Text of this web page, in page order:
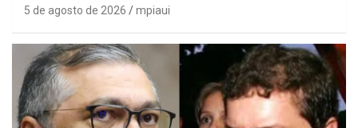
5 de agosto de 2026 mpiaui